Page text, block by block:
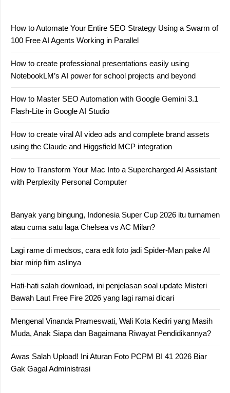
How to Automate Your Entire SEO Strategy Using a Swarm of
100 Free AI Agents Working in Parallel
How to create professional presentations easily using
NotebookLM’s AI power for school projects and beyond
How to Master SEO Automation with Google Gemini 3.1
Flash-Lite in Google AI Studio
How to create viral AI video ads and complete brand assets
using the Claude and Higgsfield MCP integration
How to Transform Your Mac Into a Supercharged AI Assistant
with Perplexity Personal Computer
Banyak yang bingung, Indonesia Super Cup 2026 itu turnamen
atau cuma satu laga Chelsea vs AC Milan?
Lagi rame di medsos, cara edit foto jadi Spider-Man pake AI
biar mirip film aslinya
Hati-hati salah download, ini penjelasan soal update Misteri
Bawah Laut Free Fire 2026 yang lagi ramai dicari
Mengenal Vinanda Prameswati, Wali Kota Kediri yang Masih
Muda, Anak Siapa dan Bagaimana Riwayat Pendidikannya?
Awas Salah Upload! Ini Aturan Foto PCPM BI 41 2026 Biar
Gak Gagal Administrasi